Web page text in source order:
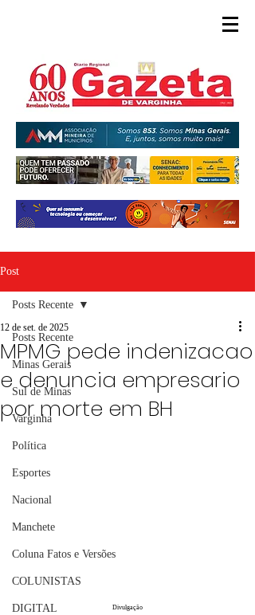
Post
Posts Recente
Minas Gerais
Sul de Minas
Varginha
Política
Esportes
Nacional
Manchete
Coluna Fatos e Versões
COLUNISTAS
DIGITAL
Posts Recente
MPMG pede indenizacao
e denuncia empresario
por morte em BH
12 de set. de 2025
Divulgação